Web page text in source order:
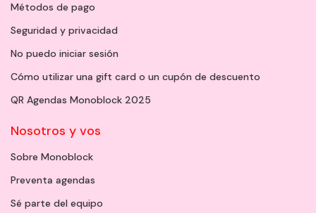
Métodos de pago
Seguridad y privacidad
No puedo iniciar sesión
Cómo utilizar una gift card o un cupón de descuento
QR Agendas Monoblock 2025
Nosotros y vos
Sobre Monoblock
Preventa agendas
Sé parte del equipo